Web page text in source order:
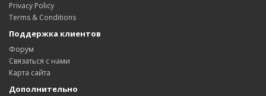
Privacy Policy
Terms & Conditions
Поддержка клиентов
Форум
Связаться с нами
Карта сайта
Дополнительно